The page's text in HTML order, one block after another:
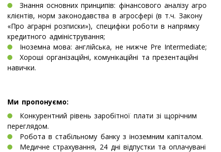
Знання основних принципів: фінансового аналізу агро
клієнтів, норм законодавства в агросфері (в т.ч. Закону
«Про аграрні розписки»), специфіки роботи в напрямку
кредитного адміністрування;
Іноземна мова: англійська, не нижче Pre Intermediate;
Хороші організаційні, комунікаційні та презентаційні
навички.
Ми пропонуємо:
Конкурентний рівень заробітної плати зі щорічним
переглядом.
Робота в стабільному банку з іноземним капіталом.
Медичне страхування, 24 дні відпустки та оплачувані